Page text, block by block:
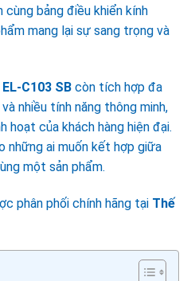
bảng điều khiển kính
mang lại sự sang trọng và
C103 SB còn tích hợp đa
nhiều tính năng thông minh,
hoạt của khách hàng hiện đại.
những ai muốn kết hợp giữa
một sản phẩm.
phân phối chính hãng tại Thế